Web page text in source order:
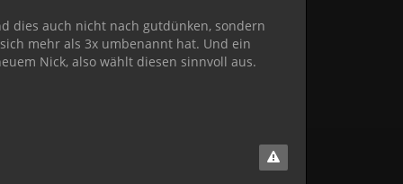
dies auch nicht nach gutdünken, sondern
mehr als 3x umbenannt hat. Und ein
Nick, also wählt diesen sinnvoll aus.